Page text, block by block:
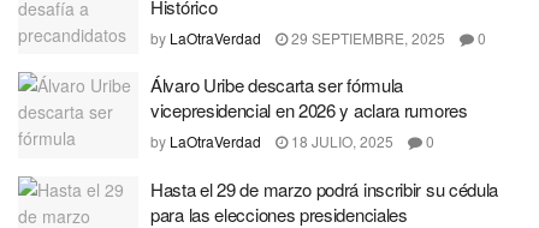
Histórico
by LaOtraVerdad 29 SEPTIEMBRE, 2025 0
Álvaro Uribe descarta ser fórmula
vicepresidencial en 2026 y aclara rumores
by LaOtraVerdad 18 JULIO, 2025 0
Hasta el 29 de marzo podrá inscribir su cédula
para las elecciones presidenciales